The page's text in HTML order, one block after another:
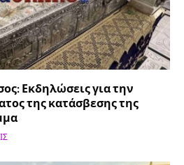
Εκδηλώσεις για την
της κατάσβεσης της